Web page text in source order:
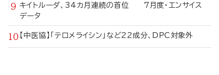
キイトルーダ、34カ月連続の首位 7月度・エンサイス
データ
【中医協】「テロメライシン」など22成分、DPC対象外